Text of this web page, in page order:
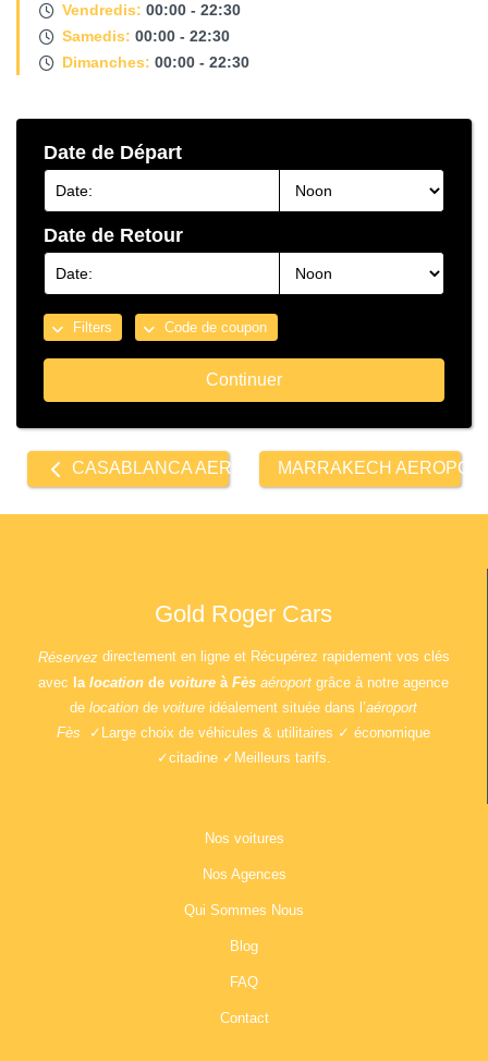
Vendredis: 00:00 - 22:30
Samedis: 00:00 - 22:30
Dimanches: 00:00 - 22:30
Date de Départ
Date de Retour
Filters Code de coupon
Continuer
Other
locations
CASABLANCA AEROPORT MOHAMMED 5
MARRAKECH
Gold Roger Cars
Réservezdirectement en ligne et Récupérez rapidement vos clés
avec la location de voiture à Fès aéroport grâce à notre agence
de location de voiture idéalement située dans l’aéroport
Fès
✓Large choix de véhicules & utilitaires ✓ économique
✓citadine ✓Meilleurs tarifs.
Nos voitures
Nos Agences
Qui Sommes Nous
Blog
FAQ
Contact